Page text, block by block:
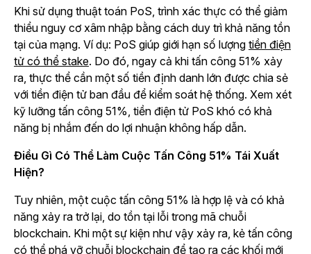
Khi sử dụng thuật toán PoS, trình xác thực có thể giảm
thiểu nguy cơ xâm nhập bằng cách duy trì khả năng tồn
tại của mạng. Ví dụ: PoS giúp giới hạn số lượng tiền điện
tử có thể stake. Do đó, ngay cả khi tấn công 51% xảy
ra, thực thể cần một số tiền định danh lớn được chia sẻ
với tiền điện tử ban đầu để kiểm soát hệ thống. Xem xét
kỹ lưỡng tấn công 51%, tiền điện tử PoS khó có khả
năng bị nhắm đến do lợi nhuận không hấp dẫn.
Điều Gì Có Thể Làm Cuộc Tấn Công 51% Tái Xuất
Hiện?
Tuy nhiên, một cuộc tấn công 51% là hợp lệ và có khả
năng xảy ra trở lại, do tồn tại lỗi trong mã chuỗi
blockchain. Khi một sự kiện như vậy xảy ra, kẻ tấn công
có thể phá vỡ chuỗi blockchain để tạo ra các khối mới